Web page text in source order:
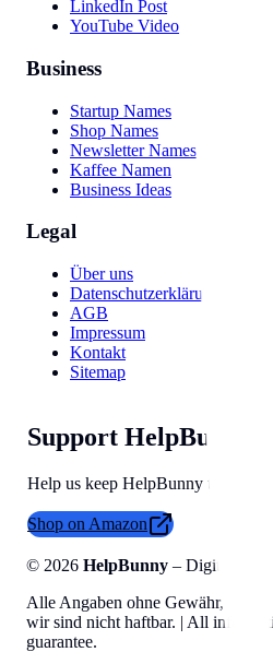
LinkedIn Post
YouTube Video
Business
Startup Names
Shop Names
Newsletter Names
Kaffee Namen
Business Ideas
Legal
Über uns
Datenschutzerklärung
AGB
Impressum
Kontakt
Sitemap
Support HelpBunny
Help us keep HelpBunny tools
Shop on Amazon
© 2026 HelpBunny – Digital
Alle Angaben ohne Gewähr,
wir sind nicht haftbar. | All
guarantee.